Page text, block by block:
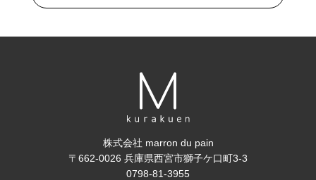
株式会社 marron du pain
〒662-0026 兵庫県西宮市獅子ケ口町3-3
0798-81-3955